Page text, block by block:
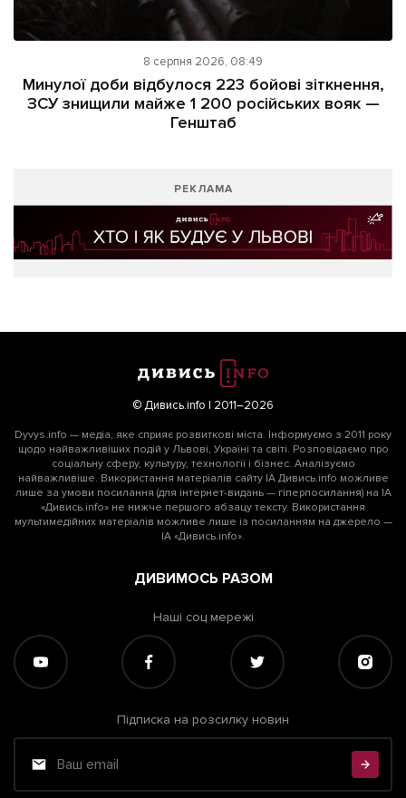
8 серпня 2026, 08:49
Минулої доби відбулося 223 бойові зіткнення,
ЗСУ знищили майже 1 200 російських вояк —
Генштаб
РЕКЛАМА
© Дивись.info | 2011–2026
Dyvys.info — медіа, яке сприяє розвиткові міста. Інформуємо з 2011 року
щодо найважливіших подій у Львові, Україні та світі. Розповідаємо про
соціальну сферу, культуру, технології і бізнес. Аналізуємо
найважливіше. Використання матеріалів сайту ІА Дивись.info можливе
лише за умови посилання (для інтернет-видань — гіперпосилання) на ІА
«Дивись.info» не нижче першого абзацу тексту. Використання
мультимедійних матеріалів можливе лише із посиланням на джерело —
ІА «Дивись.info».
ДИВИМОСЬ РАЗОМ
Наші соц мережі
Підписка на розсилку новин